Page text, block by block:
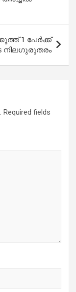
1 പേര്‍ക്ക്
നിലഗുരുതരം
Required fields